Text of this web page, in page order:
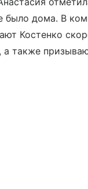
было дома. В
Костенко
а также